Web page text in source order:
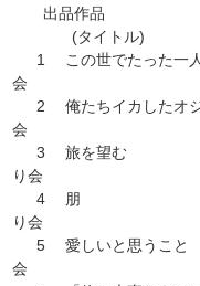
出品作品
(タイトル)　　　　  (
会
会
り会
り会
会